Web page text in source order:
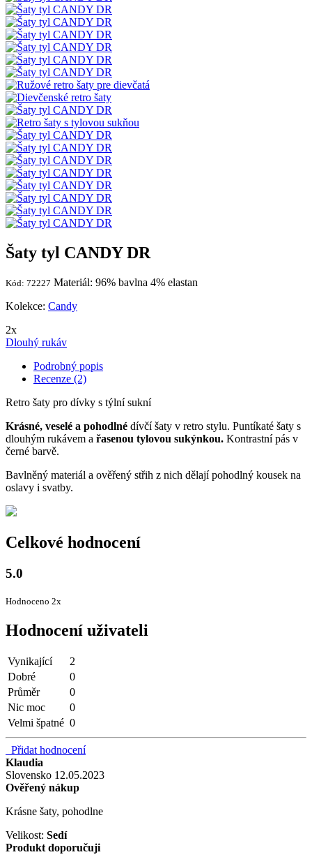
Šaty tyl CANDY DR
Kód: 72227 Materiál: 96% bavlna 4% elastan
Kolekce: Candy
2x
Dlouhý rukáv
Podrobný popis
Recenze (2)
Retro šaty pro dívky s týlní sukní
Krásné, veselé a pohodlné dívčí šaty v retro stylu. Puntíkaté šaty s
dlouhým rukávem a řasenou tylovou sukýnkou. Kontrastní pás v
černé barvě.
Bavlněný materiál a ověřený střih z nich dělají pohodlný kousek na
oslavy i svatby.
Celkové hodnocení
5.0
Hodnoceno 2x
Hodnocení uživateli
Vynikající
2
Dobré
0
Průměr
0
Nic moc
0
Velmi špatné 0
Přidat hodnocení
Klaudia
Slovensko 12.05.2023
Ověřený nákup
Krásne šaty, pohodlne
Velikost: Sedí
Produkt doporučuji